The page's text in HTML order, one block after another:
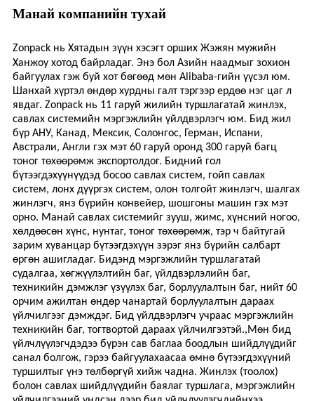
Манай компанийн тухай
Zonpack нь Хятадын зүүн хэсэгт орших Жэжян мужийн
Ханжоу хотод байрладаг. Энэ бол Азийн наадмыг зохион
байгуулах гэж буй хот бөгөөд мөн Alibaba-гийн үүсэл юм.
Шанхай хүртэл өндөр хурдны галт тэргээр ердөө нэг цаг л
явдаг. Zonpack нь 11 гаруй жилийн туршлагатай жинлэх,
савлах системийн мэргэжлийн үйлдвэрлэгч юм. Бид жил
бүр АНУ, Канад, Мексик, Солонгос, Герман, Испани,
Австрали, Англи гэх мэт 60 гаруй оронд 300 гаруй багц
тоног төхөөрөмж экспортолдог. Бидний гол
бүтээгдэхүүнүүдэд босоо савлах систем, гойп савлах
систем, лонх дүүргэх систем, олон толгойт жинлэгч, шалгах
жинлэгч, янз бүрийн конвейер, шошгоны машин гэх мэт
орно. Манай савлах системийг зууш, жимс, хүнсний ногоо,
хөлдөөсөн хүнс, нунтаг, тоног төхөөрөмж, тэр ч байтугай
зарим хуванцар бүтээгдэхүүн зэрэг янз бүрийн салбарт
өргөн ашигладаг. Бидэнд мэргэжлийн туршлагатай
судалгаа, хөгжүүлэлтийн баг, үйлдвэрлэлийн баг,
техникийн дэмжлэг үзүүлэх баг, борлуулалтын баг, нийт 60
орчим ажилтан өндөр чанартай борлуулалтын дараах
үйлчилгээг дэмждэг. Бид үйлдвэрлэгч учраас мэргэжлийн
техникийн баг, тогтвортой дараах үйлчилгээтэй.,Мөн бид
үйлчлүүлэгчдэдээ бүрэн сав баглаа боодлын шийдлүүдийг
санал болгож, гэрээ байгуулахаасаа өмнө бүтээгдэхүүний
туршилтыг үнэ төлбөргүй хийж чадна. Жинлэх (тоолох)
болон савлах шийдлүүдийн баялаг туршлага, мэргэжлийн